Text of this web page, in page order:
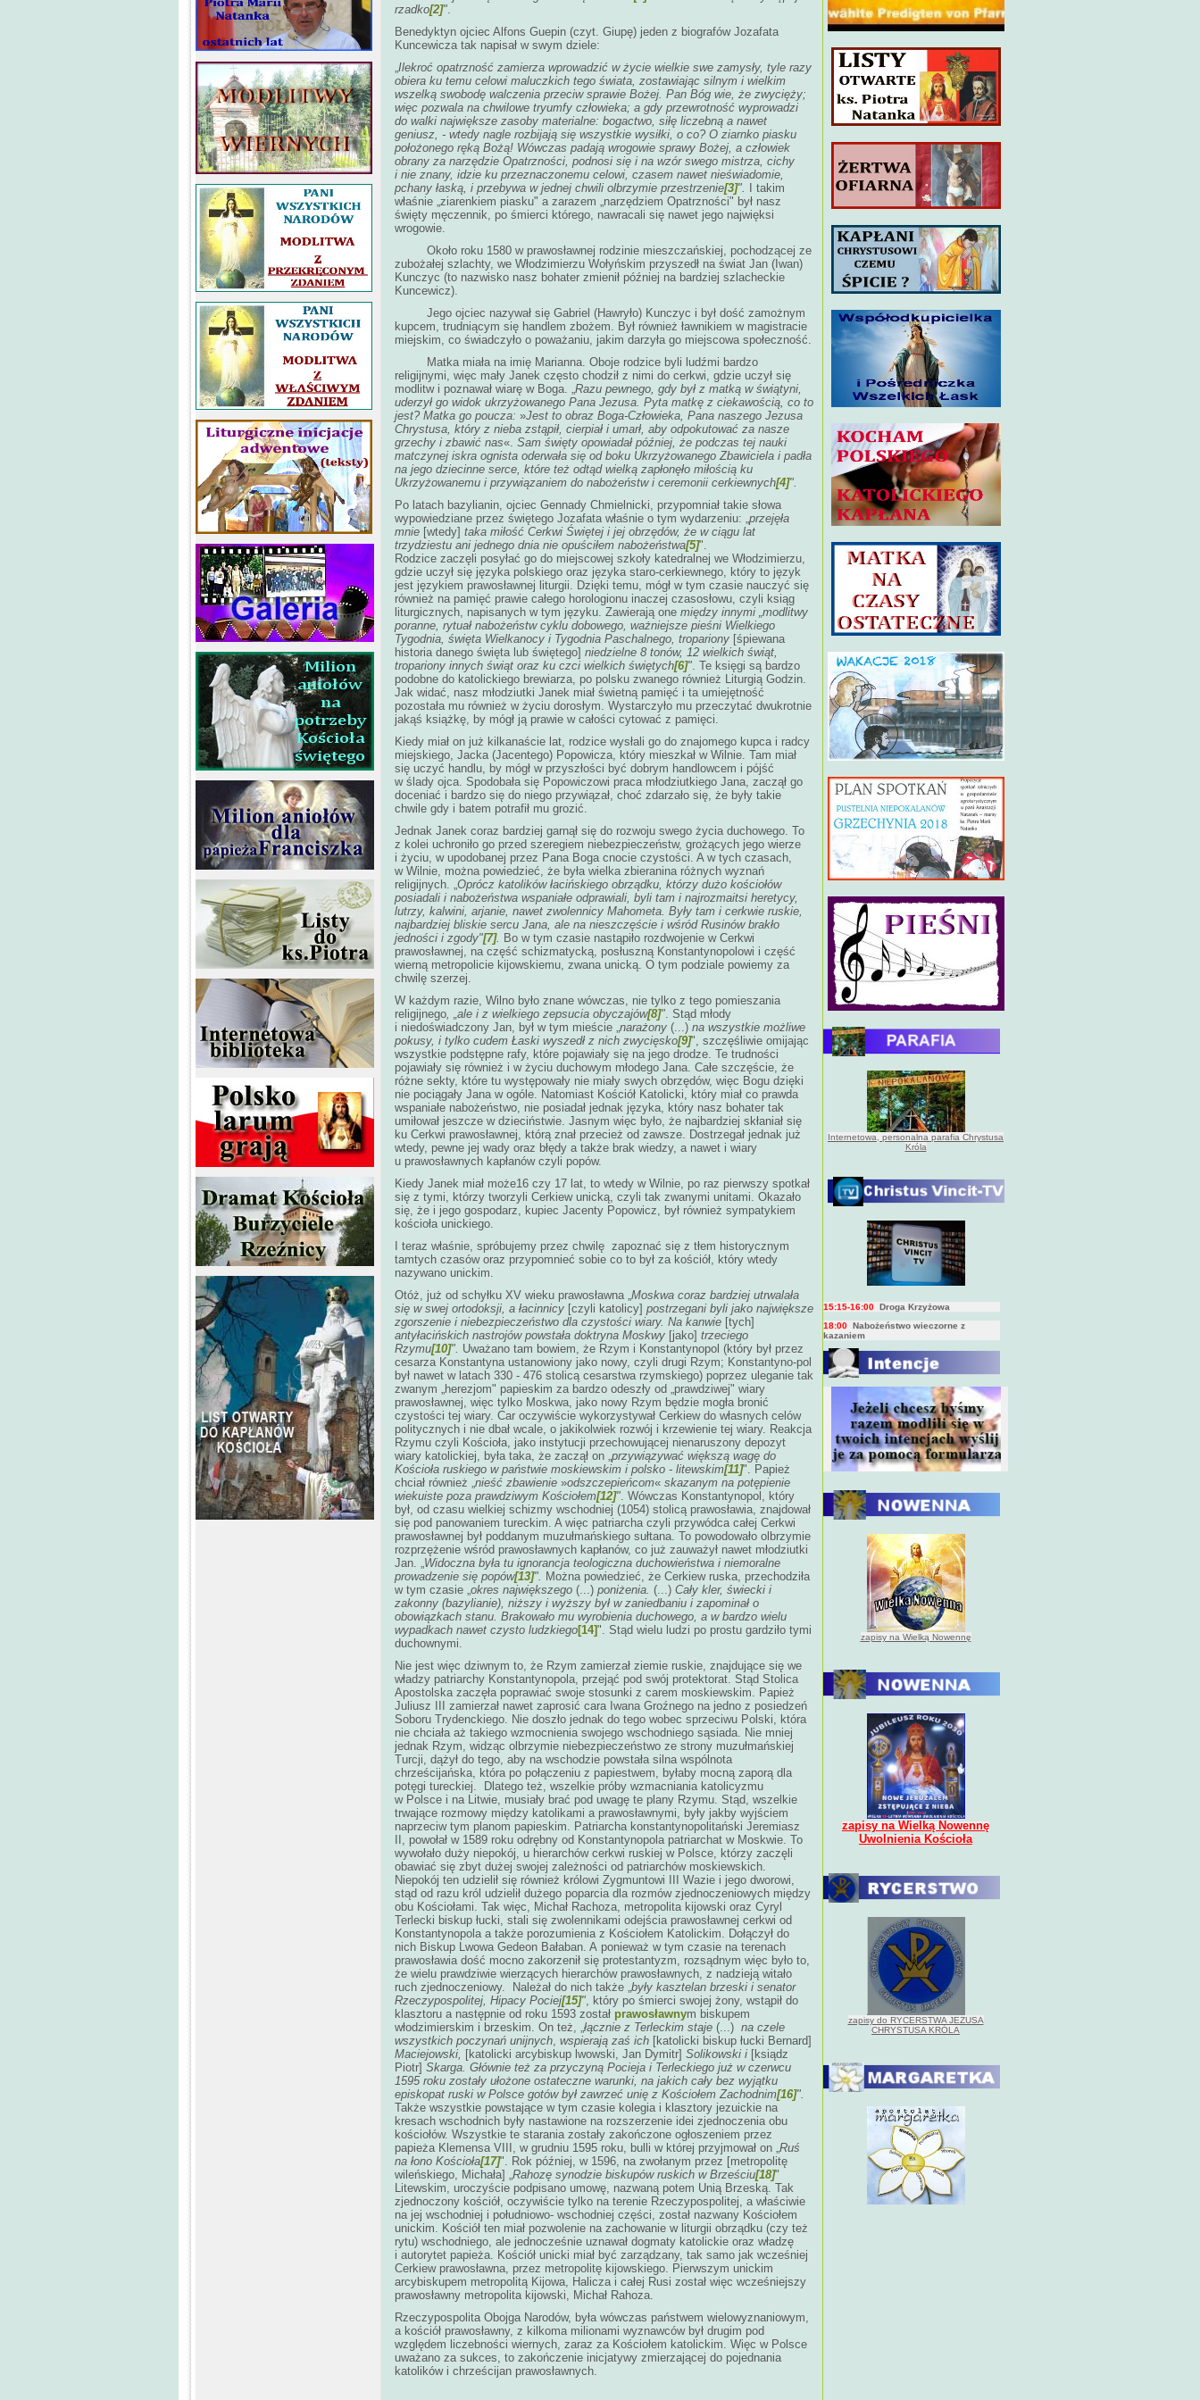
rzadko[2]".
Benedyktyn ojciec Alfons Guepin (czyt. Giupę) jeden z biografów Jozafata
Kuncewicza tak napisał w swym dziele:
„Ilekroć opatrzność zamierza wprowadzić w życie wielkie swe zamysły, tyle razy
obiera ku temu celowi maluczkich tego świata, zostawiając silnym i wielkim
wszelką swobodę walczenia przeciw sprawie Bożej. Pan Bóg wie, że zwycięży;
więc pozwala na chwilowe tryumfy człowieka; a gdy przewrotność wyprowadzi
do walki największe zasoby materialne: bogactwo, siłę liczebną a nawet
geniusz, - wtedy nagle rozbijają się wszystkie wysiłki, o co? O ziarnko piasku
położonego ręką Bożą! Wówczas padają wrogowie sprawy Bożej, a człowiek
obrany za narzędzie Opatrzności, podnosi się i na wzór swego mistrza, cichy
i nie znany, idzie ku przeznaczonemu celowi, czasem nawet nieświadomie,
pchany łaską, i przebywa w jednej chwili olbrzymie przestrzenie[3]".
I takim
właśnie „ziarenkiem piasku" a zarazem „narzędziem Opatrzności" był nasz
święty męczennik, po śmierci którego, nawracali się nawet jego najwięksi
wrogowie.
Około roku 1580 w prawosławnej rodzinie mieszczańskiej, pochodzącej ze
zubożałej szlachty, we Włodzimierzu Wołyńskim przyszedł na świat Jan (Iwan)
Kunczyc (to nazwisko nasz bohater zmienił później na bardziej szlacheckie
Kuncewicz).
Jego ojciec nazywał się Gabriel (Hawryło) Kunczyc i był dość zamożnym
kupcem, trudniącym się handlem zbożem. Był również ławnikiem w magistracie
miejskim, co świadczyło o poważaniu, jakim darzyła go miejscowa społeczność.
Matka miała na imię Marianna. Oboje rodzice byli ludźmi bardzo
religijnymi, więc mały Janek często chodził z nimi do cerkwi, gdzie uczył się
modlitw i poznawał wiarę w Boga. „Razu pewnego, gdy był z matką w świątyni,
uderzył go widok ukrzyżowanego Pana Jezusa. Pyta matkę z ciekawością, co to
jest? Matka go poucza: »Jest to obraz Boga-Człowieka, Pana naszego Jezusa
Chrystusa, który z nieba zstąpił, cierpiał i umarł, aby odpokutować za nasze
grzechy i zbawić nas«. Sam święty opowiadał później, że podczas tej nauki
matczynej iskra ognista oderwała się od boku Ukrzyżowanego Zbawiciela i padła
na jego dziecinne serce, które też odtąd wielką zapłonęło miłością ku
Ukrzyżowanemu i przywiązaniem do nabożeństw i ceremonii cerkiewnych[4]".
Po latach bazylianin, ojciec Gennady Chmielnicki, przypomniał takie słowa
wypowiedziane przez świętego Jozafata właśnie o tym wydarzeniu: „przejęła
mnie [wtedy] taka miłość Cerkwi Świętej i jej obrzędów, że w ciągu lat
trzydziestu ani jednego dnia nie opuściłem nabożeństwa[5]".
Rodzice zaczęli posyłać go do miejscowej szkoły katedralnej we Włodzimierzu,
gdzie uczył się języka polskiego oraz języka staro-cerkiewnego, który to język
jest językiem prawosławnej liturgii. Dzięki temu, mógł w tym czasie nauczyć się
również na pamięć prawie całego horologionu inaczej czasosłowu, czyli ksiąg
liturgicznych, napisanych w tym języku. Zawierają one między innymi „modlitwy
poranne, rytuał nabożeństw cyklu dobowego, ważniejsze pieśni Wielkiego
Tygodnia, święta Wielkanocy i Tygodnia Paschalnego, tropariony [śpiewana
historia danego święta lub świętego] niedzielne 8 tonów, 12 wielkich świąt,
tropariony innych świąt oraz ku czci wielkich świętych[6]". Te księgi są bardzo
podobne do katolickiego brewiarza, po polsku zwanego również Liturgią Godzin.
Jak widać, nasz młodziutki Janek miał świetną pamięć i ta umiejętność
pozostała mu również w życiu dorosłym. Wystarczyło mu przeczytać dwukrotnie
jakąś książkę, by mógł ją prawie w całości cytować z pamięci.
Kiedy miał on już kilkanaście lat, rodzice wysłali go do znajomego kupca i radcy
miejskiego, Jacka (Jacentego) Popowicza, który mieszkał w Wilnie. Tam miał
się uczyć handlu, by mógł w przyszłości być dobrym handlowcem i pójść
w ślady ojca. Spodobała się Popowiczowi praca młodziutkiego Jana, zaczął go
doceniać i bardzo się do niego przywiązał, choć zdarzało się, że były takie
chwile gdy i batem potrafił mu grozić.
Jednak Janek coraz bardziej garnął się do rozwoju swego życia duchowego. To
z kolei uchroniło go przed szeregiem niebezpieczeństw, grożących jego wierze
i życiu, w upodobanej przez Pana Boga cnocie czystości. A w tych czasach,
w Wilnie, można powiedzieć, że była wielka zbieranina różnych wyznań
religijnych. „Oprócz katolików łacińskiego obrządku, którzy dużo kościołów
posiadali i nabożeństwa wspaniałe odprawiali, byli tam i najrozmaitsi heretycy,
lutrzy, kalwini, arjanie, nawet zwolennicy Mahometa. Były tam i cerkwie ruskie,
najbardziej bliskie sercu Jana, ale na nieszczęście i wśród Rusinów brakło
jedności i zgody"[7]. Bo w tym czasie nastąpiło rozdwojenie w Cerkwi
prawosławnej, na część schizmatycką, posłuszną Konstantynopolowi i część
wierną metropolicie kijowskiemu, zwana unicką. O tym podziale powiemy za
chwilę szerzej.
W każdym razie, Wilno było znane wówczas, nie tylko z tego pomieszania
religijnego, „ale i z wielkiego zepsucia obyczajów[8]". Stąd młody
i niedoświadczony Jan, był w tym mieście „narażony (...) na wszystkie możliwe
pokusy, i tylko cudem Łaski wyszedł z nich zwycięsko[9]", szczęśliwie omijając
wszystkie podstępne rafy, które pojawiały się na jego drodze. Te trudności
pojawiały się również i w życiu duchowym młodego Jana. Całe szczęście, że
różne sekty, które tu występowały nie miały swych obrzędów, więc Bogu dzięki
nie pociągały Jana w ogóle. Natomiast Kościół Katolicki, który miał co prawda
wspaniałe nabożeństwo, nie posiadał jednak języka, który nasz bohater tak
umiłował jeszcze w dzieciństwie. Jasnym więc było, że najbardziej skłaniał się
ku Cerkwi prawosławnej, którą znał przecież od zawsze. Dostrzegał jednak już
wtedy, pewne jej wady oraz błędy a także brak wiedzy, a nawet i wiary
u prawosławnych kapłanów czyli popów.
Kiedy Janek miał może16 czy 17 lat, to wtedy w Wilnie, po raz pierwszy spotkał
się z tymi, którzy tworzyli Cerkiew unicką, czyli tak zwanymi unitami. Okazało
się, że i jego gospodarz, kupiec Jacenty Popowicz, był również sympatykiem
kościoła unickiego.
I teraz właśnie, spróbujemy przez chwilę zapoznać się z tłem historycznym
tamtych czasów oraz przypomnieć sobie co to był za kościół, który wtedy
nazywano unickim.
Otóż, już od schyłku XV wieku prawosławna „Moskwa coraz bardziej utrwalała
się w swej ortodoksji, a łacinnicy [czyli katolicy] postrzegani byli jako największe
zgorszenie i niebezpieczeństwo dla czystości wiary. Na kanwie [tych]
antyłacińskich nastrojów powstała doktryna Moskwy [jako] trzeciego
Rzymu[10]". Uważano tam bowiem, że Rzym i Konstantynopol (który był przez
cesarza Konstantyna ustanowiony jako nowy, czyli drugi Rzym; Konstantyno-pol
był nawet w latach 330 - 476 stolicą cesarstwa rzymskiego) poprzez uleganie tak
zwanym „herezjom" papieskim za bardzo odeszły od „prawdziwej" wiary
prawosławnej, więc tylko Moskwa, jako nowy Rzym będzie mogła bronić
czystości tej wiary. Car oczywiście wykorzystywał Cerkiew do własnych celów
politycznych i nie dbał wcale, o jakikolwiek rozwój i krzewienie tej wiary. Reakcja
Rzymu czyli Kościoła, jako instytucji przechowującej nienaruszony depozyt
wiary katolickiej, była taka, że zaczął on „przywiązywać większą wagę do
Kościoła ruskiego w państwie moskiewskim i polsko - litewskim[11]". Papież
chciał również „nieść zbawienie »odszczepieńcom« skazanym na potępienie
wiekuiste poza prawdziwym Kościołem[12]". Wówczas Konstantynopol, który
był, od czasu wielkiej schizmy wschodniej (1054) stolicą prawosławia, znajdował
się pod panowaniem tureckim. A więc patriarcha czyli przywódca całej Cerkwi
prawosławnej był poddanym muzułmańskiego sułtana. To powodowało olbrzymie
rozprzężenie wśród prawosławnych kapłanów, co już zauważył nawet młodziutki
Jan. „Widoczna była tu ignorancja teologiczna duchowieństwa i niemoralne
prowadzenie się popów[13]". Można powiedzieć, że Cerkiew ruska, przechodziła
w tym czasie „okres największego (...) poniżenia. (...) Cały kler, świecki i
zakonny (bazylianie), niższy i wyższy był w zaniedbaniu i zapominał o
obowiązkach stanu. Brakowało mu wyrobienia duchowego, a w bardzo wielu
wypadkach nawet czysto ludzkiego[14]". Stąd wielu ludzi po prostu gardziło tymi
duchownymi.
Nie jest więc dziwnym to, że Rzym zamierzał ziemie ruskie, znajdujące się we
władzy patriarchy Konstantynopola, przejąć pod swój protektorat. Stąd Stolica
Apostolska zaczęła poprawiać swoje stosunki z carem moskiewskim. Papież
Juliusz III zamierzał nawet zaprosić cara Iwana Groźnego na jedno z posiedzeń
Soboru Trydenckiego. Nie doszło jednak do tego wobec sprzeciwu Polski, która
nie chciała aż takiego wzmocnienia swojego wschodniego sąsiada. Nie mniej
jednak Rzym, widząc olbrzymie niebezpieczeństwo ze strony muzułmańskiej
Turcji, dążył do tego, aby na wschodzie powstała silna wspólnota
chrześcijańska, która po połączeniu z papiestwem, byłaby mocną zaporą dla
potęgi tureckiej. Dlatego też, wszelkie próby wzmacniania katolicyzmu
w Polsce i na Litwie, musiały brać pod uwagę te plany Rzymu. Stąd, wszelkie
trwające rozmowy między katolikami a prawosławnymi, były jakby wyjściem
naprzeciw tym planom papieskim. Patriarcha konstantynopolitański Jeremiasz
II, powołał w 1589 roku odrębny od Konstantynopola patriarchat w Moskwie. To
wywołało duży niepokój, u hierarchów cerkwi ruskiej w Polsce, którzy zaczęli
obawiać się zbyt dużej swojej zależności od patriarchów moskiewskich.
Niepokój ten udzielił się również królowi Zygmuntowi III Wazie i jego dworowi,
stąd od razu król udzielił dużego poparcia dla rozmów zjednoczeniowych między
obu Kościołami. Tak więc, Michał Rachoza, metropolita kijowski oraz Cyryl
Terlecki biskup łucki, stali się zwolennikami odejścia prawosławnej cerkwi od
Konstantynopola a także porozumienia z Kościołem Katolickim. Dołączył do
nich Biskup Lwowa Gedeon Bałaban. A ponieważ w tym czasie na terenach
prawosławia dość mocno zakorzenił się protestantyzm, rozsądnym więc było to,
że wielu prawdziwie wierzących hierarchów prawosławnych, z nadzieją witało
ruch zjednoczeniowy. Należał do nich także „były kasztelan brzeski i senator
Rzeczypospolitej, Hipacy Pociej[15]", który po śmierci swojej żony, wstąpił do
klasztoru a następnie od roku 1593 został prawosławnym biskupem
włodzimierskim i brzeskim. On też, „łącznie z Terleckim staje (...) na czele
wszystkich poczynań unijnych, wspierają zaś ich [katolicki biskup łucki Bernard]
Maciejowski, [katolicki arcybiskup lwowski, Jan Dymitr] Solikowski i [ksiądz
Piotr] Skarga. Głównie też za przyczyną Pocieja i Terleckiego już w czerwcu
1595 roku zostały ułożone ostateczne warunki, na jakich cały bez wyjątku
episkopat ruski w Polsce gotów był zawrzeć unię z Kościołem Zachodnim[16]".
Także wszystkie powstające w tym czasie kolegia i klasztory jezuickie na
kresach wschodnich były nastawione na rozszerzenie idei zjednoczenia obu
kościołów. Wszystkie te starania zostały zakończone ogłoszeniem przez
papieża Klemensa VIII, w grudniu 1595 roku, bulli w której przyjmował on „Ruś
na łono Kościoła[17]". Rok później, w 1596, na zwołanym przez [metropolitę
wileńskiego, Michała] „Rahozę synodzie biskupów ruskich w Brześciu[18]"
Litewskim, uroczyście podpisano umowę, nazwaną potem Unią Brzeską. Tak
zjednoczony kościół, oczywiście tylko na terenie Rzeczypospolitej, a właściwie
na jej wschodniej i południowo- wschodniej części, został nazwany Kościołem
unickim. Kościół ten miał pozwolenie na zachowanie w liturgii obrządku (czy też
rytu) wschodniego, ale jednocześnie uznawał dogmaty katolickie oraz władzę
i autorytet papieża. Kościół unicki miał być zarządzany, tak samo jak wcześniej
Cerkiew prawosławna, przez metropolitę kijowskiego. Pierwszym unickim
arcybiskupem metropolitą Kijowa, Halicza i całej Rusi został więc wcześniejszy
prawosławny metropolita kijowski, Michał Rahoza.
Rzeczypospolita Obojga Narodów, była wówczas państwem wielowyznaniowym,
a kościół prawosławny, z kilkoma milionami wyznawców był drugim pod
względem liczebności wiernych, zaraz za Kościołem katolickim. Więc w Polsce
uważano za sukces, to zakończenie inicjatywy zmierzającej do pojednania
katolików i chrześcijan prawosławnych.
Internetowa, personalna parafia Chrystusa
Króla
BEZPOŚREDNICH(na żywo)
Msza święta
Koronka do Bożego Miłosierdzia
15:15-16:00
Droga Krzyżowa
kazaniem
możliwości ks. Piotra
zapisy na Wielką Nowennę
zapisy na Wielką Nowennę
Uwolnienia Kościoła
zapisy do RYCERSTWA JEZUSA
CHRYSTUSA KRÓLA